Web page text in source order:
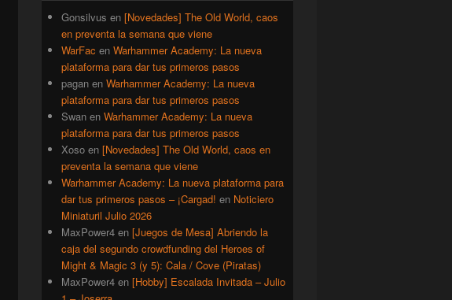
Gonsilvus en [Novedades] The Old World, caos
en preventa la semana que viene
WarFac en Warhammer Academy: La nueva
plataforma para dar tus primeros pasos
pagan en Warhammer Academy: La nueva
plataforma para dar tus primeros pasos
Swan en Warhammer Academy: La nueva
plataforma para dar tus primeros pasos
Xoso en [Novedades] The Old World, caos en
preventa la semana que viene
Warhammer Academy: La nueva plataforma para
dar tus primeros pasos – ¡Cargad! en Noticiero
Miniaturil Julio 2026
MaxPower4 en [Juegos de Mesa] Abriendo la
caja del segundo crowdfunding del Heroes of
Might & Magic 3 (y 5): Cala / Cove (Piratas)
MaxPower4 en [Hobby] Escalada Invitada – Julio